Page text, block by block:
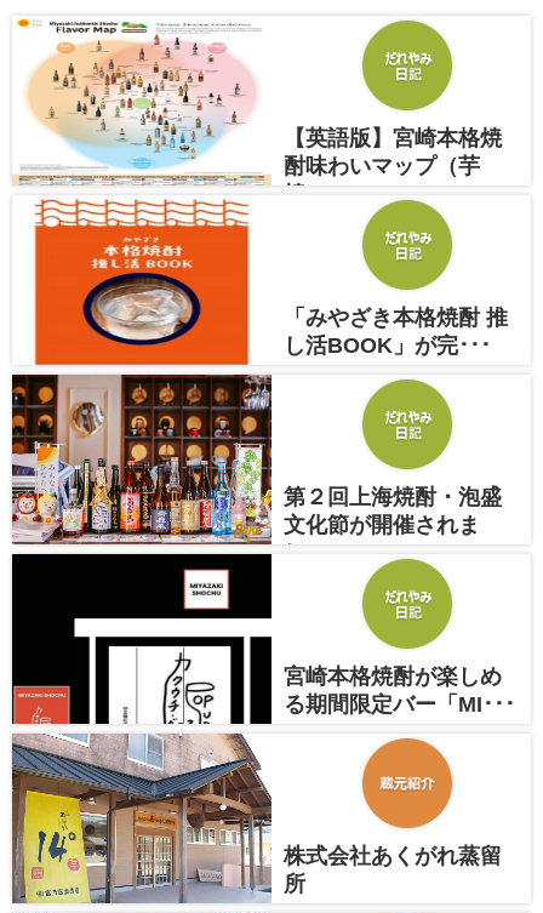
【英語版】宮崎本格焼
酎味わいマップ（芋
2024.5.1
「みやざき本格焼酎 推
し活BOOK」が完･･･
第２回上海焼酎・泡盛
文化節が開催されま
2024.3.18
宮崎本格焼酎が楽しめ
る期間限定バー「MI･･･
株式会社あくがれ蒸留
所